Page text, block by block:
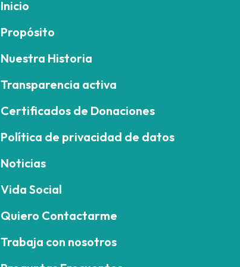
Inicio
Propósito
Nuestra Historia
Transparencia activa
Certificados de Donaciones
Política de privacidad de datos
Noticias
Vida Social
Quiero Contactarme
Trabaja con nosotros